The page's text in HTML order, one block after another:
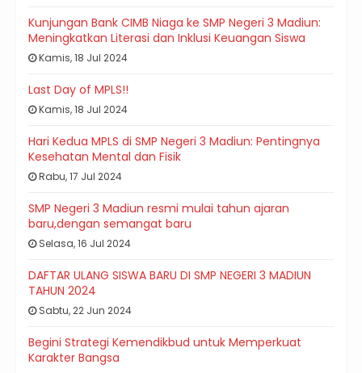
Kunjungan Bank CIMB Niaga ke SMP Negeri 3 Madiun:
Meningkatkan Literasi dan Inklusi Keuangan Siswa
Kamis, 18 Jul 2024
Last Day of MPLS!!
Kamis, 18 Jul 2024
Hari Kedua MPLS di SMP Negeri 3 Madiun: Pentingnya
Kesehatan Mental dan Fisik
Rabu, 17 Jul 2024
SMP Negeri 3 Madiun resmi mulai tahun ajaran
baru,dengan semangat baru
Selasa, 16 Jul 2024
DAFTAR ULANG SISWA BARU DI SMP NEGERI 3 MADIUN
TAHUN 2024
Sabtu, 22 Jun 2024
Begini Strategi Kemendikbud untuk Memperkuat
Karakter Bangsa